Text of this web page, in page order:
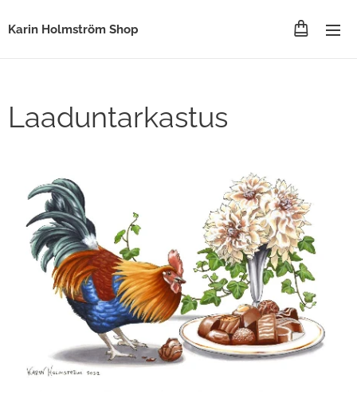
Karin Holmström Shop
Laaduntarkastus